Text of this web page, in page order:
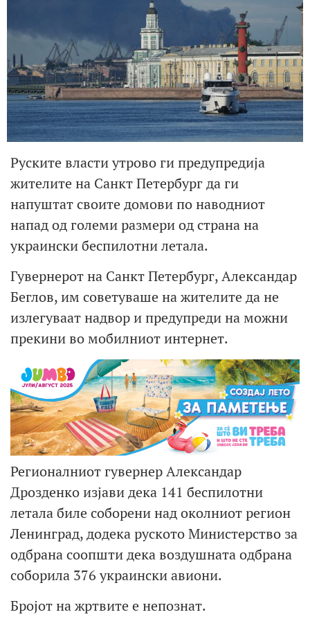
Руските власти утрово ги предупредија
жителите на Санкт Петербург да ги
напуштат своите домови по наводниот
напад од големи размери од страна на
украински беспилотни летала.
Гувернерот на Санкт Петербург, Александар
Беглов, им советуваше на жителите да не
излегуваат надвор и предупреди на можни
прекини во мобилниот интернет.
Регионалниот гувернер Александар
Дрозденко изјави дека 141 беспилотни
летала биле соборени над околниот регион
Ленинград, додека руското Министерство за
одбрана соопшти дека воздушната одбрана
соборила 376 украински авиони.
Бројот на жртвите е непознат.